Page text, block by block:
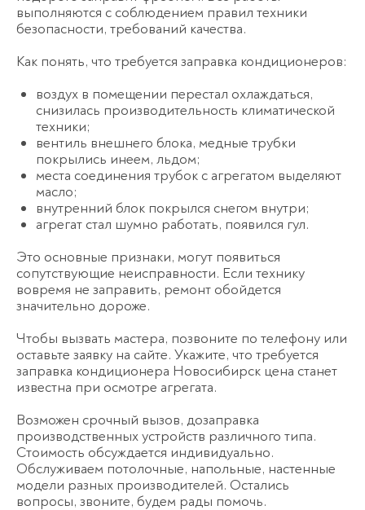
выполняются с соблюдением правил техники
безопасности, требований качества.
Как понять, что требуется заправка кондиционеров:
воздух в помещении перестал охлаждаться,
снизилась производительность климатической
техники;
вентиль внешнего блока, медные трубки
покрылись инеем, льдом;
места соединения трубок с агрегатом выделяют
масло;
внутренний блок покрылся снегом внутри;
агрегат стал шумно работать, появился гул.
Это основные признаки, могут появиться
сопутствующие неисправности. Если технику
вовремя не заправить, ремонт обойдется
значительно дороже.
Чтобы вызвать мастера, позвоните по телефону или
оставьте заявку на сайте. Укажите, что требуется
заправка кондиционера Новосибирск цена станет
известна при осмотре агрегата.
Возможен срочный вызов, дозаправка
производственных устройств различного типа.
Стоимость обсуждается индивидуально.
Обслуживаем потолочные, напольные, настенные
модели разных производителей. Остались
вопросы, звоните, будем рады помочь.